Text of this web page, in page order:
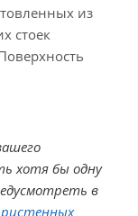
из
стоек
хотя бы одну
в